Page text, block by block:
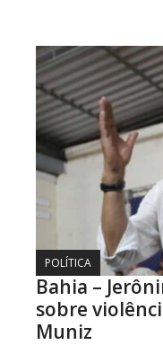
POLÍTICA
Bahia –
sobre
Muniz